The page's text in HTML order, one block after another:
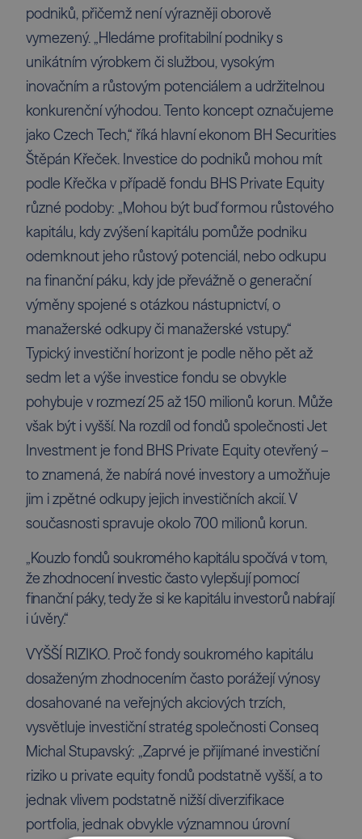
podniků, přičemž není výrazněji oborově
vymezený. „Hledáme profitabilní podniky s
unikátním výrobkem či službou, vysokým
inovačním a růstovým potenciálem a udržitelnou
konkurenční výhodou. Tento koncept označujeme
jako Czech Tech,“ říká hlavní ekonom BH Securities
Štěpán Křeček. Investice do podniků mohou mít
podle Křečka v případě fondu BHS Private Equity
různé podoby: „Mohou být buď formou růstového
kapitálu, kdy zvýšení kapitálu pomůže podniku
odemknout jeho růstový potenciál, nebo odkupu
na finanční páku, kdy jde převážně o generační
výměny spojené s otázkou nástupnictví, o
manažerské odkupy či manažerské vstupy.“
Typický investiční horizont je podle něho pět až
sedm let a výše investice fondu se obvykle
pohybuje v rozmezí 25 až 150 milionů korun. Může
však být i vyšší. Na rozdíl od fondů společnosti Jet
Investment je fond BHS Private Equity otevřený –
to znamená, že nabírá nové investory a umožňuje
jim i zpětné odkupy jejich investičních akcií. V
současnosti spravuje okolo 700 milionů korun.
„Kouzlo fondů soukromého kapitálu spočívá v tom,
že zhodnocení investic často vylepšují pomocí
finanční páky, tedy že si ke kapitálu investorů nabírají
i úvěry.“
VYŠŠÍ RIZIKO. Proč fondy soukromého kapitálu
dosaženým zhodnocením často porážejí výnosy
dosahované na veřejných akciových trzích,
vysvětluje investiční stratég společnosti Conseq
Michal Stupavský: „Zaprvé je přijímané investiční
riziko u private equity fondů podstatně vyšší, a to
jednak vlivem podstatně nižší diverzifikace
portfolia, jednak obvykle významnou úrovní